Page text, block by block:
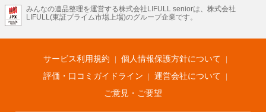
LIFULL HOME'Sのサービス
不動産・住宅
不動産査定 マンション専門売却査定 不動産投資 アドバイザー
不動産アーカイブ
空き家バンク 家賃相場 不動産会社
まちむすび
不動産用語集 住まいのお役立ち情報
LIFULL HOME'S PRESS
アプリ 不動産データ 不動産転職
みんなの遺品整理を運営する株式会社LIFULL seniorは、株式会社
LIFULL(東証プライム市場上場)のグループ企業です。
サービス利用規約
個人情報保護方針について
評価・口コミガイドライン
運営会社について
ご意見・ご要望